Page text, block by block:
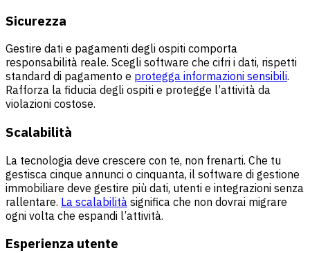
Sicurezza
Gestire dati e pagamenti degli ospiti comporta
responsabilità reale. Scegli software che cifri i dati, rispetti
standard di pagamento e protegga informazioni sensibili.
Rafforza la fiducia degli ospiti e protegge l’attività da
violazioni costose.
Scalabilità
La tecnologia deve crescere con te, non frenarti. Che tu
gestisca cinque annunci o cinquanta, il software di gestione
immobiliare deve gestire più dati, utenti e integrazioni senza
rallentare. La scalabilità significa che non dovrai migrare
ogni volta che espandi l’attività.
Esperienza utente